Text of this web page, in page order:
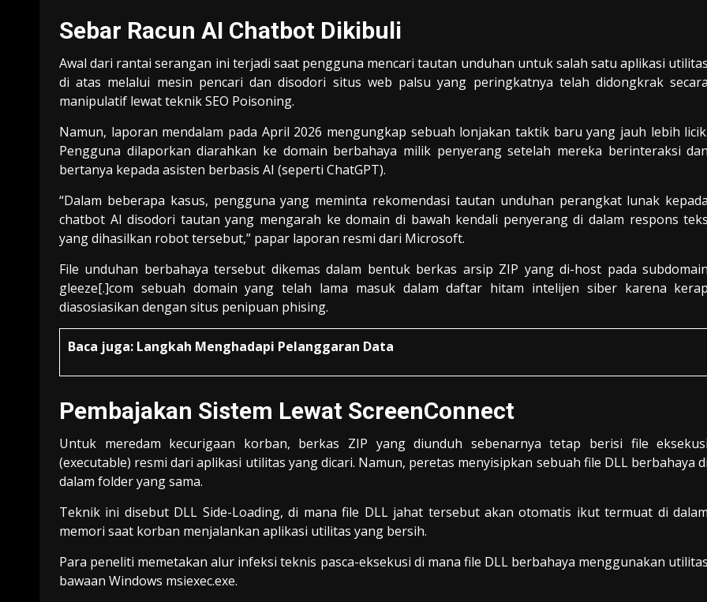
Sebar Racun AI Chatbot Dikibuli
Awal dari rantai serangan ini terjadi saat pengguna mencari tautan unduhan untuk salah satu aplikasi utilitas
di atas melalui mesin pencari dan disodori situs web palsu yang peringkatnya telah didongkrak secara
manipulatif lewat teknik SEO Poisoning.
Namun, laporan mendalam pada April 2026 mengungkap sebuah lonjakan taktik baru yang jauh lebih licik.
Pengguna dilaporkan diarahkan ke domain berbahaya milik penyerang setelah mereka berinteraksi dan
bertanya kepada asisten berbasis AI (seperti ChatGPT).
“Dalam beberapa kasus, pengguna yang meminta rekomendasi tautan unduhan perangkat lunak kepada
chatbot AI disodori tautan yang mengarah ke domain di bawah kendali penyerang di dalam respons teks
yang dihasilkan robot tersebut,” papar laporan resmi dari Microsoft.
File unduhan berbahaya tersebut dikemas dalam bentuk berkas arsip ZIP yang di-host pada subdomain
gleeze[.]com sebuah domain yang telah lama masuk dalam daftar hitam intelijen siber karena kerap
diasosiasikan dengan situs penipuan phising.
Baca juga: Langkah Menghadapi Pelanggaran Data
Pembajakan Sistem Lewat ScreenConnect
Untuk meredam kecurigaan korban, berkas ZIP yang diunduh sebenarnya tetap berisi file eksekusi
(executable) resmi dari aplikasi utilitas yang dicari. Namun, peretas menyisipkan sebuah file DLL berbahaya di
dalam folder yang sama.
Teknik ini disebut DLL Side-Loading, di mana file DLL jahat tersebut akan otomatis ikut termuat di dalam
memori saat korban menjalankan aplikasi utilitas yang bersih.
Para peneliti memetakan alur infeksi teknis pasca-eksekusi di mana file DLL berbahaya menggunakan utilitas
bawaan Windows msiexec.exe.